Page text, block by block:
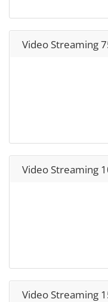
Video Streaming
Video Streaming
Video Streaming